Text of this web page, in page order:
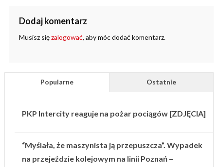
Dodaj komentarz
Musisz sięzalogować, aby móc dodać komentarz.
Popularne Ostatnie
PKP Intercity reaguje na pożar pociągów [ZDJĘCIA]
“Myślała, że maszynista ją przepuszcza”. Wypadek
na przejeździe kolejowym na linii Poznań –